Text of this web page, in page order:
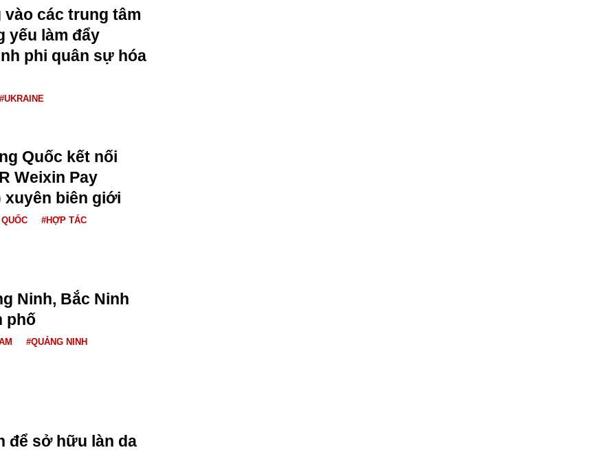
vào các trung tâm
yếu làm đẩy
phi quân sự hóa
#UKRAINE
Quốc kết nối
Weixin Pay
xuyên biên giới
#HỢP TÁC
Ninh, Bắc Ninh
phố
#QUẢNG NINH
để sở hữu làn da